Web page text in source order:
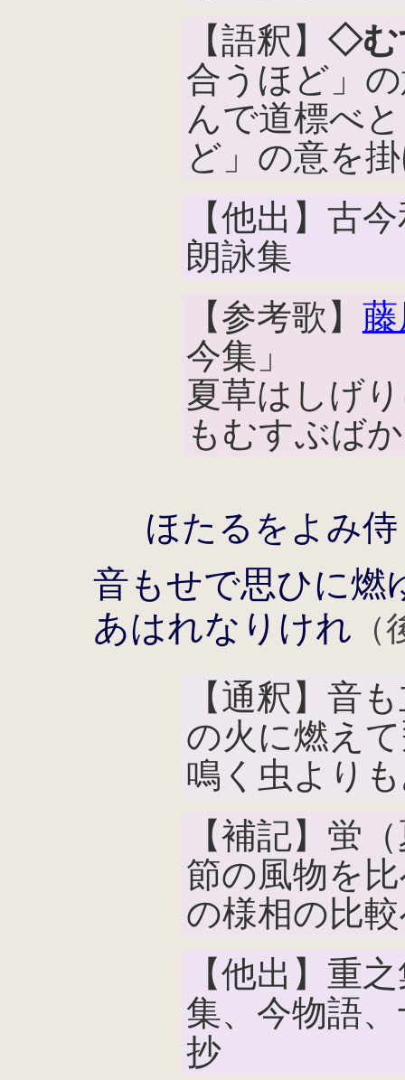
【語釈】 ◇む
合うほど」
んで道標べ
ど」の意を
【他出】古
朗詠集
【参考歌】
今集」
夏草はしげ
もむすぶば
ほたるをよみ
音もせで思ひに燃
あはれなりけれ
【通釈】音
の火に燃え
鳴く虫より
【補記】蛍
節の風物を
の様相の比
【他出】重
集、今物語
抄